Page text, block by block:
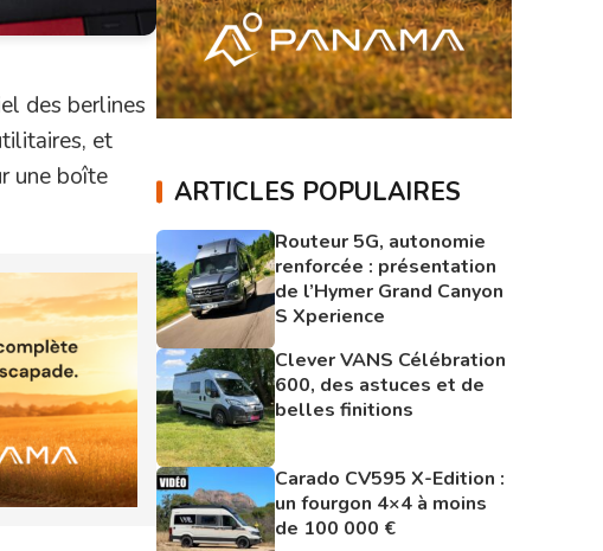
des berlines
et
une boîte
ARTICLES POPULAIRES
Routeur 5G, autonomie
renforcée : présentation
de l’Hymer Grand Canyon
S Xperience
Clever VANS Célébration
600, des astuces et de
belles finitions
Carado CV595 X-Edition :
un fourgon 4×4 à moins
de 100 000 €